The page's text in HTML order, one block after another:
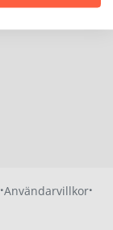
·Användarvillkor·